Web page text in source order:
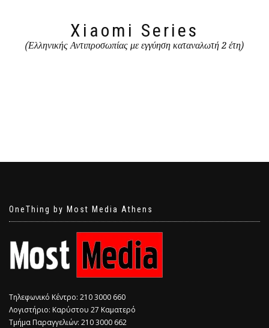
Xiaomi Series
(Ελληνικής Αντιπροσωπίας με εγγύηση καταναλωτή 2 έτη)
OneThing by Most Media Athens
Τηλεφωνικό Κέντρο: 210 3000 660
Λογιστήριο: Καρύστου 27 Καματερό
Τμήμα Παραγγελιών: 210 3000 662